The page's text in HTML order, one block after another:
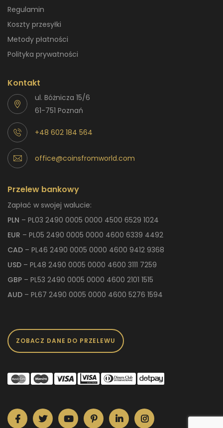
Regulamin
Koszty przesyłki
Metody płatności
Polityka prywatności
Kontakt
ul. Bóżnicza 15/6
61-751 Poznań
+48 602 184 564
office@coinsfromworld.com
Przelew bankowy
Zapłać w swojej walucie:
PLN – PL03 2490 0005 0000 4500 6529 1024
EUR – PL05 2490 0005 0000 4600 6339 4492
CAD – PL46 2490 0005 0000 4600 9412 9368
USD – PL48 2490 0005 0000 4600 3111 7259
GBP – PL53 2490 0005 0000 4600 2101 1515
AUD – PL67 2490 0005 0000 4600 5276 1594
ZOBACZ DANE DO PRZELEWU